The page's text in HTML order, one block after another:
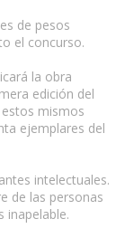
de pesos
el concurso.
la obra
edición del
mismos
ejemplares del
intelectuales.
de las personas
inapelable.